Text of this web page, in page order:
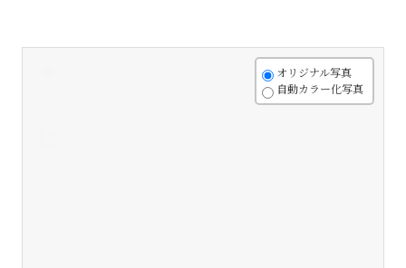
オリジナル写真
自動カラー化写真